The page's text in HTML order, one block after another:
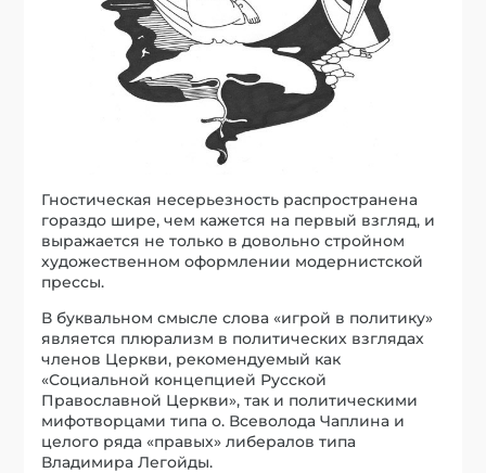
Гностическая несерьезность распространена
гораздо шире, чем кажется на первый взгляд, и
выражается не только в довольно стройном
художественном оформлении модернистской
прессы.
В буквальном смысле слова «игрой в политику»
является плюрализм в политических взглядах
членов Церкви, рекомендуемый как
«Социальной концепцией Русской
Православной Церкви», так и политическими
мифотворцами типа о. Всеволода Чаплина и
целого ряда «правых» либералов типа
Владимира Легойды.